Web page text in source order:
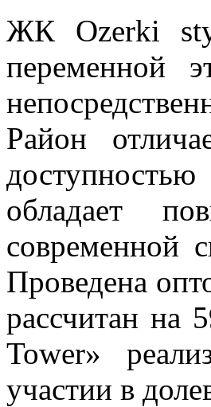
ЖК Ozerki
переменной
Район
обладает
современной
Проведена
рассчитан на
Tower»
участии в